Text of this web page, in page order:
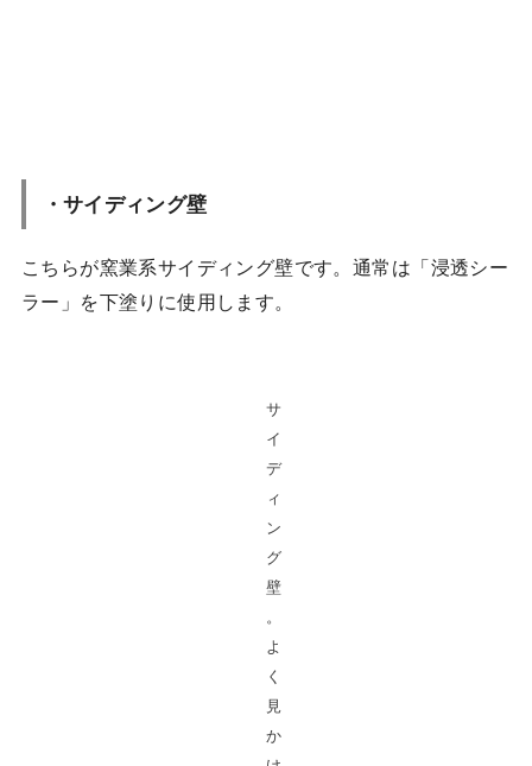
・サイディング壁
こちらが窯業系サイディング壁です。通常は「浸透シー
ラー」を下塗りに使用します。
サ
イ
デ
ィ
ン
グ
壁
。
よ
く
見
か